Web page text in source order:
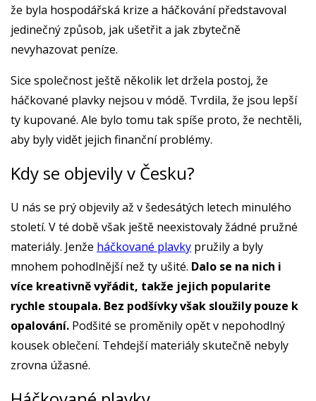
že byla hospodářská krize a háčkování představoval
jedinečný způsob, jak ušetřit a jak zbytečně
nevyhazovat peníze.
Sice společnost ještě několik let držela postoj, že
háčkované plavky nejsou v módě. Tvrdila, že jsou lepší
ty kupované. Ale bylo tomu tak spíše proto, že nechtěli,
aby byly vidět jejich finanční problémy.
Kdy se objevily v Česku?
U nás se prý objevily až v šedesátých letech minulého
století. V té době však ještě neexistovaly žádné pružné
materiály. Jenže háčkované plavky pružily a byly
mnohem pohodlnější než ty ušité. Dalo se na nich i
více kreativně vyřádit, takže jejich popularite
rychle stoupala. Bez podšívky však sloužily pouze k
opalování. Podšité se proměnily opět v nepohodlný
kousek oblečení. Tehdejší materiály skutečně nebyly
zrovna úžasné.